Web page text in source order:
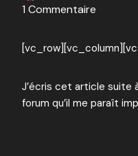
1 Commentaire
J’écris cet article suite
forum qu’il me paraît